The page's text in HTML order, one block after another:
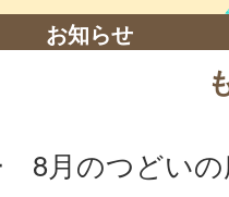
お知らせ
8月のつどいの